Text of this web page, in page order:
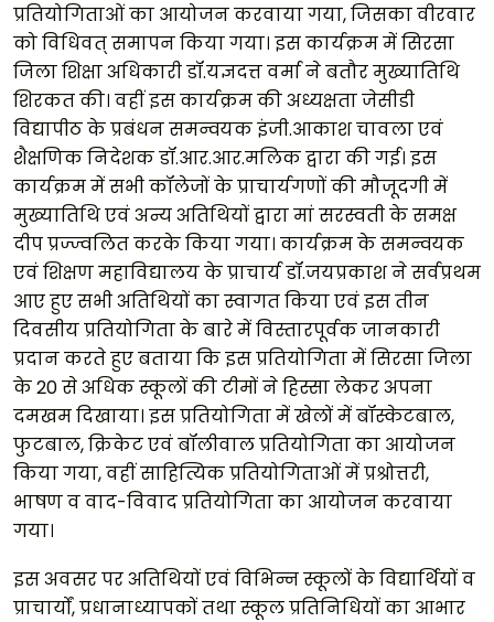
प्रतियोगिताओं का आयोजन करवाया गया, जिसका वीरवार
को विधिवत् समापन किया गया। इस कार्यक्रम में सिरसा
जिला शिक्षा अधिकारी डॉ.यज्ञदत्त वर्मा ने बतौर मुख्यातिथि
शिरकत की। वहीं इस कार्यक्रम की अध्यक्षता जेसीडी
विद्यापीठ के प्रबंधन समन्वयक इंजी.आकाश चावला एवं
शैक्षणिक निदेशक डॉ.आर.आर.मलिक द्वारा की गई। इस
कार्यक्रम में सभी कॉलेजों के प्राचार्यगणों की मौजूदगी में
मुख्यातिथि एवं अन्य अतिथियों द्वारा मां सरस्वती के समक्ष
दीप प्रज्ज्वलित करके किया गया। कार्यक्रम के समन्वयक
एवं शिक्षण महाविद्यालय के प्राचार्य डॉ.जयप्रकाश ने सर्वप्रथम
आए हुए सभी अतिथियों का स्वागत किया एवं इस तीन
दिवसीय प्रतियोगिता के बारे में विस्तारपूर्वक जानकारी
प्रदान करते हुए बताया कि इस प्रतियोगिता में सिरसा जिला
के 20 से अधिक स्कूलों की टीमों ने हिस्सा लेकर अपना
दमखम दिखाया। इस प्रतियोगिता में खेलों में बॉस्केटबाल,
फुटबाल, क्रिकेट एवं बॉलीवाल प्रतियोगिता का आयोजन
किया गया, वहीं साहित्यिक प्रतियोगिताओं में प्रश्रोत्तरी,
भाषण व वाद-विवाद प्रतियोगिता का आयोजन करवाया
गया।
इस अवसर पर अतिथियों एवं विभिन्न स्कूलों के विद्यार्थियों व
प्राचार्यों, प्रधानाध्यापकों तथा स्कूल प्रतिनिधियों का आभार